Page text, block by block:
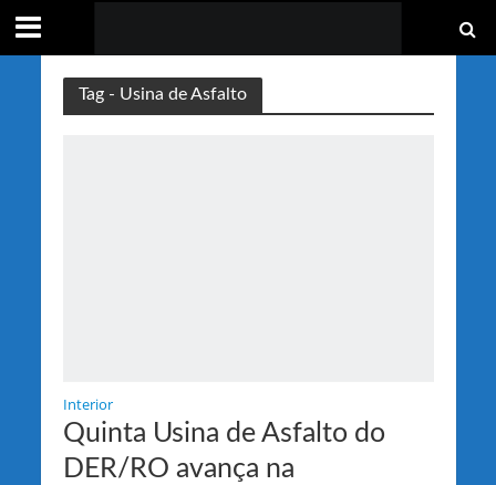
Tag - Usina de Asfalto
Interior
Quinta Usina de Asfalto do
DER/RO avança na